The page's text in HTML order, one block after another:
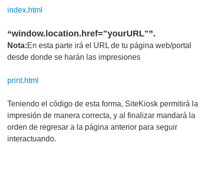
index.html
“window.location.href="yourURL"”.
Nota:En esta parte irá el URL de tu página web/portal
desde donde se harán las impresiones
print.html
Teniendo el código de esta forma, SiteKiosk permitirá la
impresión de manera correcta, y al finalizar mandará la
orden de regresar a la página anterior para seguir
interactuando.